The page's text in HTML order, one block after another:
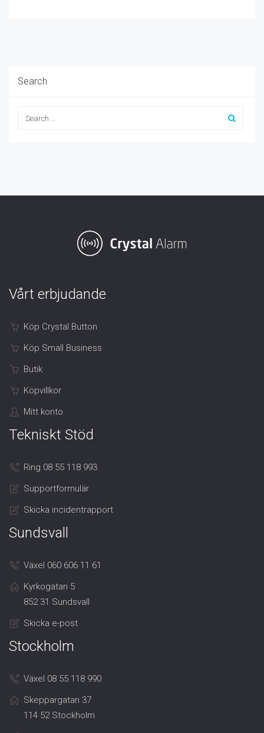
Search
Vårt erbjudande
Köp Crystal Button
Köp Small Business
Butik
Köpvillkor
Mitt konto
Tekniskt Stöd
Ring 08 55 118 993
Supportformulär
Skicka incidentrapport
Sundsvall
Växel 060 606 11 61
Kyrkogatan 5
852 31 Sundsvall
Skicka e-post
Stockholm
Växel 08 55 118 990
Skeppargatan 37
114 52 Stockholm